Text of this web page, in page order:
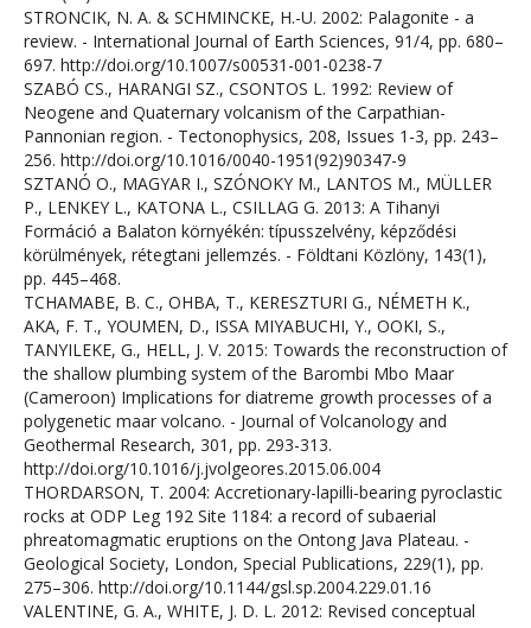
STRONCIK, N. A. & SCHMINCKE, H.-U. 2002: Palagonite - a
review. - International Journal of Earth Sciences, 91/4, pp. 680–
697. http://doi.org/10.1007/s00531-001-0238-7
SZABÓ CS., HARANGI SZ., CSONTOS L. 1992: Review of
Neogene and Quaternary volcanism of the Carpathian-
Pannonian region. - Tectonophysics, 208, Issues 1-3, pp. 243–
256. http://doi.org/10.1016/0040-1951(92)90347-9
SZTANÓ O., MAGYAR I., SZÓNOKY M., LANTOS M., MÜLLER
P., LENKEY L., KATONA L., CSILLAG G. 2013: A Tihanyi
Formáció a Balaton környékén: típusszelvény, képződési
körülmények, rétegtani jellemzés. - Földtani Közlöny, 143(1),
pp. 445–468.
TCHAMABE, B. C., OHBA, T., KERESZTURI G., NÉMETH K.,
AKA, F. T., YOUMEN, D., ISSA MIYABUCHI, Y., OOKI, S.,
TANYILEKE, G., HELL, J. V. 2015: Towards the reconstruction of
the shallow plumbing system of the Barombi Mbo Maar
(Cameroon) Implications for diatreme growth processes of a
polygenetic maar volcano. - Journal of Volcanology and
Geothermal Research, 301, pp. 293-313.
http://doi.org/10.1016/j.jvolgeores.2015.06.004
THORDARSON, T. 2004: Accretionary-lapilli-bearing pyroclastic
rocks at ODP Leg 192 Site 1184: a record of subaerial
phreatomagmatic eruptions on the Ontong Java Plateau. -
Geological Society, London, Special Publications, 229(1), pp.
275–306. http://doi.org/10.1144/gsl.sp.2004.229.01.16
VALENTINE, G. A., WHITE, J. D. L. 2012: Revised conceptual